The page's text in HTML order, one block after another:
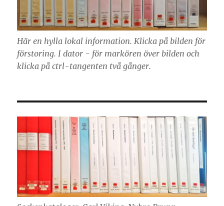
Här en hylla lokal information. Klicka på bilden för
förstoring. I dator - för markören över bilden och
klicka på ctrl-tangenten två gånger.